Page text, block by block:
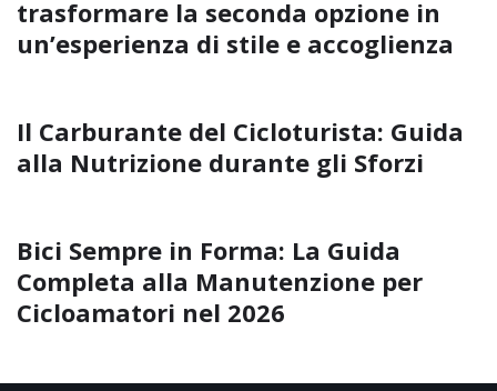
trasformare la seconda opzione in
un’esperienza di stile e accoglienza
Il Carburante del Cicloturista: Guida
alla Nutrizione durante gli Sforzi
Bici Sempre in Forma: La Guida
Completa alla Manutenzione per
Cicloamatori nel 2026